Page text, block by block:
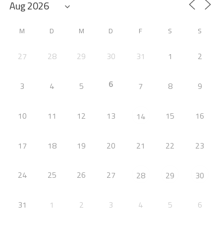
M D M D F S S
27 28 29 30 31 1 2
3 4 5 6 7 8 9
10 11 12 13 14 15 16
17 18 19 20 21 22 23
24 25 26 27 28 29 30
31 1 2 3 4 5 6